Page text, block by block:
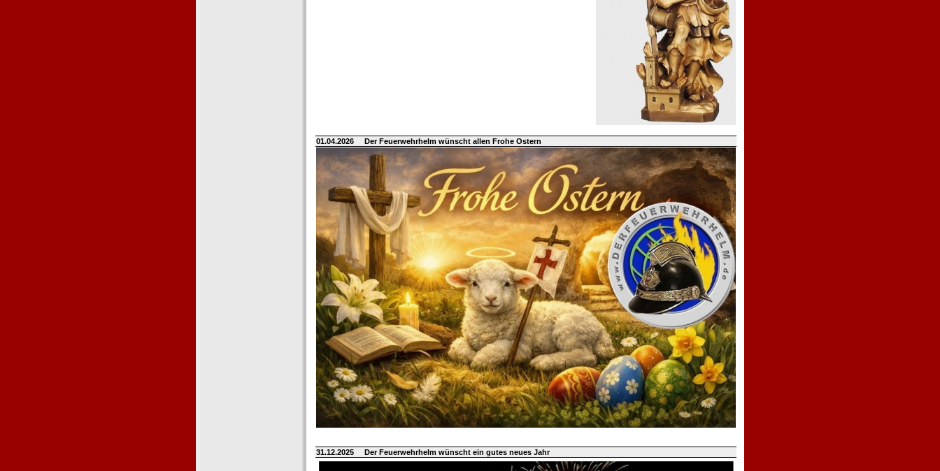
01.04.2026 Der Feuerwehrhelm wünscht allen Frohe Ostern
31.12.2025 Der Feuerwehrhelm wünscht ein gutes neues Jahr